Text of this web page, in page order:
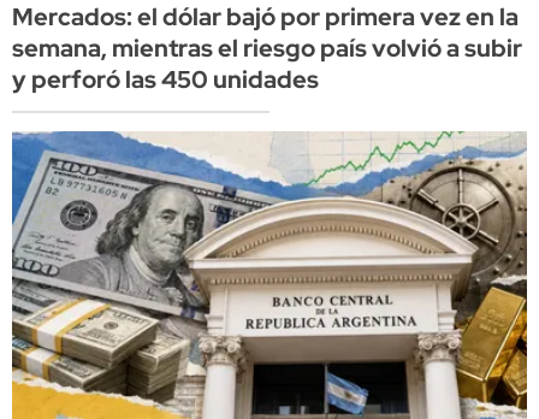
Mercados: el dólar bajó por primera vez en la
semana, mientras el riesgo país volvió a subir
y perforó las 450 unidades